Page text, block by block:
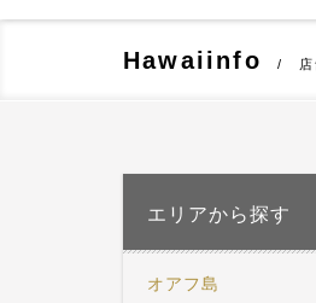
Hawaiinfo
エリアから探す
オアフ島